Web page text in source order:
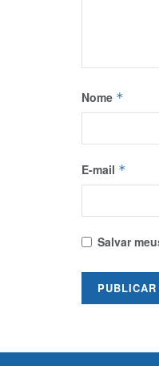
Nome *
E-mail *
Salvar